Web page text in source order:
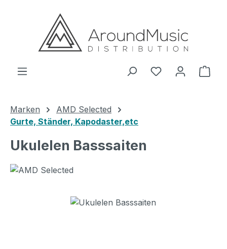
Zum Hauptinhalt springen
Marken
AMD Selected
Gurte, Ständer, Kapodaster,etc
Ukulelen Basssaiten
Bildergalerie überspringen